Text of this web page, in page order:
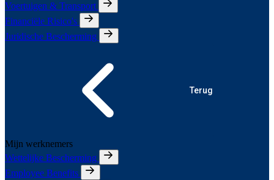
Voertuigen & Transport
Financiële Risico's
Juridische Bescherming
Terug
Mijn werknemers
Wettelijke Bescherming
Employee Benefits